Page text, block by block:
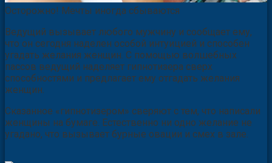
Осторожно! Мечты иногда сбываются
Ведущий вызывает любого мужчину и сообщает ему,
что он сегодня наделен особой интуицией и способен
угадать желания женщин. С помощью волшебных
пассов ведущий наделяет гипнотизера сверх
способностями и предлагает ему отгадать желания
женщин.
Сказанное «гипнотизером» сверяют с тем, что написали
женщины на бумаге. Естественно ни одно желание не
угадано, что вызывает бурные овации и смех в зале.